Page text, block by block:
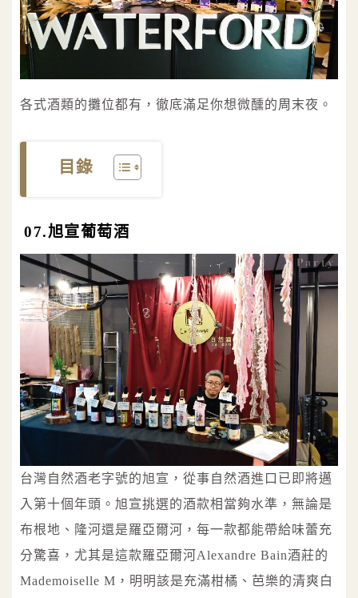
各式酒類的攤位都有，徹底滿足你想微醺的周末夜。
目錄
07.旭宣葡萄酒
台灣自然酒老字號的旭宣，從事自然酒進口已即將邁
入第十個年頭。旭宣挑選的酒款相當夠水準，無論是
布根地、隆河還是羅亞爾河，每一款都能帶給味蕾充
分驚喜，尤其是這款羅亞爾河Alexandre Bain酒莊的
Mademoiselle M，明明該是充滿柑橘、芭樂的清爽白